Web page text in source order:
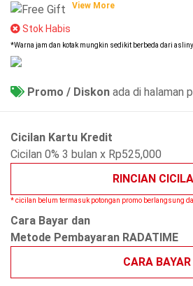
Stok Habis
*Warna jam dan kotak mungkin sedikit berbeda dari
Promo / Diskon ada di halaman
Cicilan Kartu Kredit
Cicilan 0% 3 bulan x Rp525,000
RINCIAN
* cicilan belum termasuk potongan promo berlangsung
Cara Bayar dan
Metode Pembayaran RADATIME
CARA BAYAR
View More